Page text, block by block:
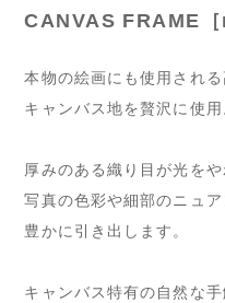
CANVAS FRAME［
本物の絵画にも使用される
キャンバス地を贅沢に使用
厚みのある織り目が光を
写真の色彩や細部のニュア
豊かに引き出します。
キャンバス特有の自然な手